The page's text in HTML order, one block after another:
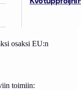
on myös jäänyt
osaksi EU:n
toimiin: